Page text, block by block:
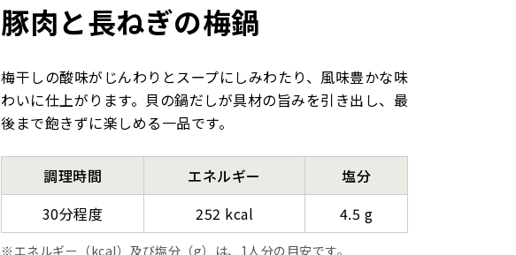
豚肉と長ねぎの梅鍋
梅干しの酸味がじんわりとスープにしみわたり、風味豊かな味
わいに仕上がります。貝の鍋だしが具材の旨みを引き出し、最
後まで飽きずに楽しめる一品です。
調理時間 エネルギー
塩分
30分程度
252 kcal 4.5 g
エネルギー（kcal）及び塩分（g）は、1人分の目安です。